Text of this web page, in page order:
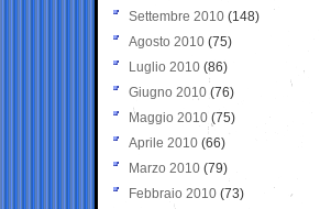
Settembre 2010 (148)
Agosto 2010 (75)
Luglio 2010 (86)
Giugno 2010 (76)
Maggio 2010 (75)
Aprile 2010 (66)
Marzo 2010 (79)
Febbraio 2010 (73)